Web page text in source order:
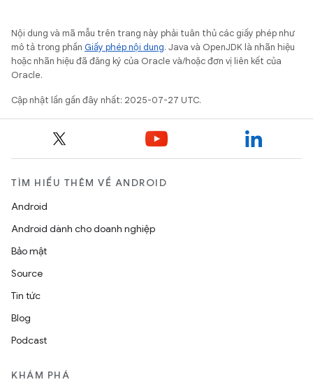
Nội dung và mã mẫu trên trang này phải tuân thủ các giấy phép như
mô tả trong phần Giấy phép nội dung. Java và OpenJDK là nhãn hiệu
hoặc nhãn hiệu đã đăng ký của Oracle và/hoặc đơn vị liên kết của
Oracle.
Cập nhật lần gần đây nhất: 2025-07-27 UTC.
TÌM HIỂU THÊM VỀ ANDROID
Android
Android dành cho doanh nghiệp
Bảo mật
Source
Tin tức
Blog
Podcast
KHÁM PHÁ